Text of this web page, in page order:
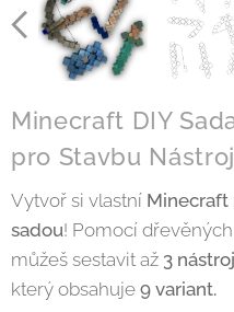
Minecraft DIY
pro Stavbu
Vytvoř si vlastní Minecraft
sadou! Pomocí
můžeš sestavit až 3
který obsahuje 9 variant.